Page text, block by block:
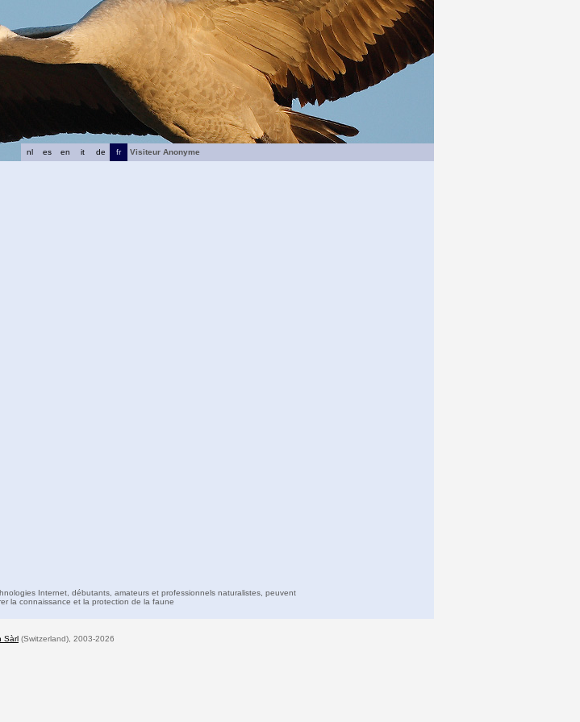
fr
de
it
en
es
nl
Visiteur Anonyme
Internet, débutants, amateurs et professionnels naturalistes, peuvent
la connaissance et la protection de la faune
Sàrl (Switzerland), 2003-2026